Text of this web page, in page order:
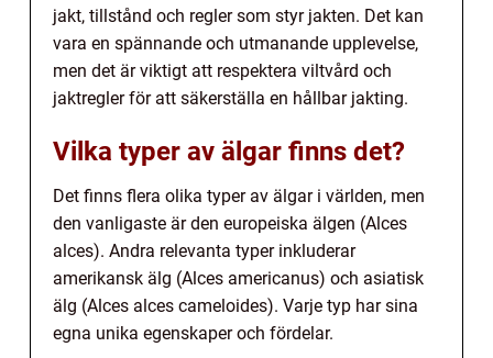
jakt, tillstånd och regler som styr jakten. Det kan
vara en spännande och utmanande upplevelse,
men det är viktigt att respektera viltvård och
jaktregler för att säkerställa en hållbar jakting.
Vilka typer av älgar finns det?
Det finns flera olika typer av älgar i världen, men
den vanligaste är den europeiska älgen (Alces
alces). Andra relevanta typer inkluderar
amerikansk älg (Alces americanus) och asiatisk
älg (Alces alces cameloides). Varje typ har sina
egna unika egenskaper och fördelar.